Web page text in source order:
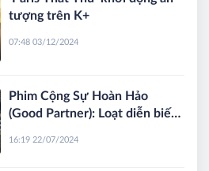
tượng trên K+
07:48 03/12/2024
Phim Cộng Sự Hoàn Hảo
(Good Partner): Loạt diễn biến
16:19 22/07/2024